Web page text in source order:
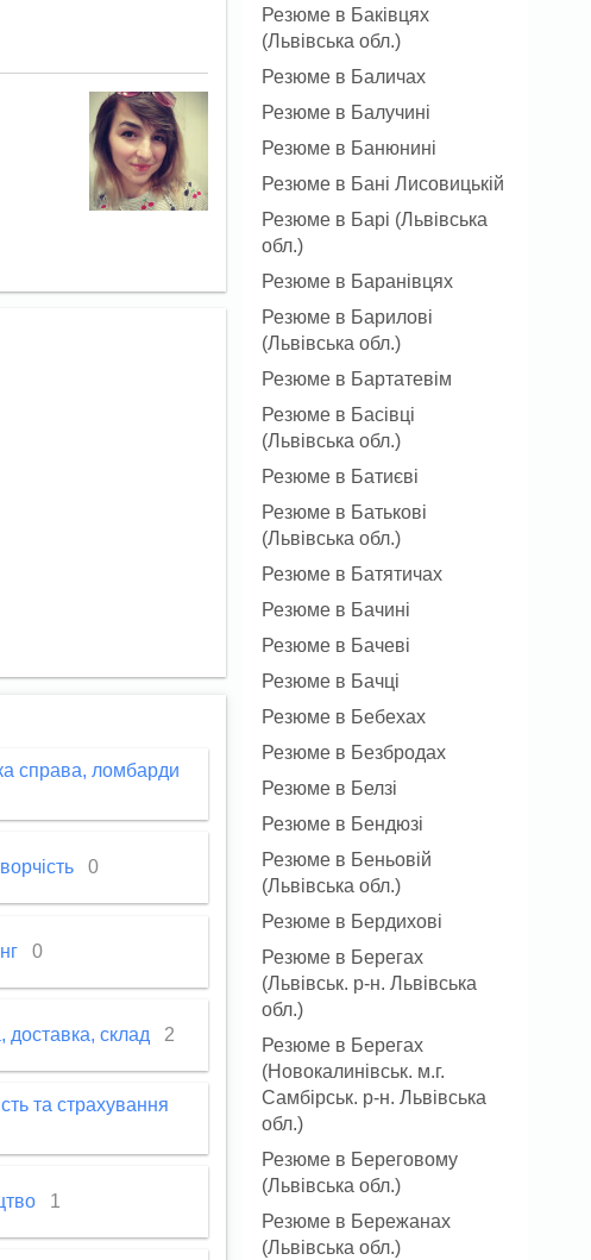
справа, ломбарди
0
0
доставка, склад 2
та страхування
1
Резюме в Баківцях
(Львівська обл.)
Резюме в Баличах
Резюме в Балучині
Резюме в Банюнині
Резюме в Бані Лисовицькій
Резюме в Барі (Львівська
обл.)
Резюме в Баранівцях
Резюме в Барилові
(Львівська обл.)
Резюме в Бартатевім
Резюме в Басівці
(Львівська обл.)
Резюме в Батиєві
Резюме в Батькові
(Львівська обл.)
Резюме в Батятичах
Резюме в Бачині
Резюме в Бачеві
Резюме в Бачці
Резюме в Бебехах
Резюме в Безбродах
Резюме в Белзі
Резюме в Бендюзі
Резюме в Беньовій
(Львівська обл.)
Резюме в Бердихові
Резюме в Берегах
(Львівськ. р-н. Львівська
обл.)
Резюме в Берегах
(Новокалинівськ. м.г.
Самбірськ. р-н. Львівська
обл.)
Резюме в Береговому
(Львівська обл.)
Резюме в Бережанах
(Львівська обл.)